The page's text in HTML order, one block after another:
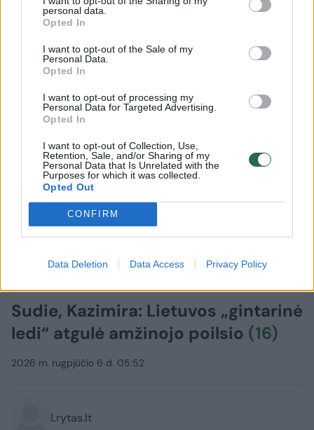
personal data.
Opted In
I want to opt-out of the Sale of my
Personal Data.
Opted In
I want to opt-out of processing my
Personal Data for Targeted Advertising.
Opted In
I want to opt-out of Collection, Use,
Retention, Sale, and/or Sharing of my
Personal Data that Is Unrelated with the
Purposes for which it was collected.
Opted Out
CONFIRM
Data Deletion Data Access Privacy Policy
Sudie, Kazimira: Lietuvos „gintarinė
ledi“ atgulė amžinojo poilsio (16)
2026 m. rugpjūčio 6 d. 05:52
Lrytas.lt